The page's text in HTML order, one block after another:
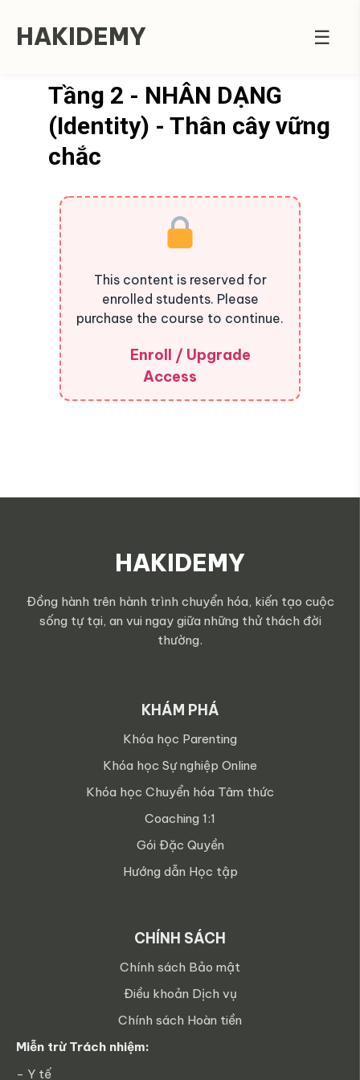
HAKIDEMY ☰
Tầng 2 - NHÂN DẠNG
(Identity) - Thân cây vững
chắc
This content is reserved for
enrolled students. Please
purchase the course to continue.
Enroll / Upgrade
Access
HAKIDEMY
Đồng hành trên hành trình chuyển hóa, kiến tạo cuộc
sống tự tại, an vui ngay giữa những thử thách đời
thường.
KHÁM PHÁ
Khóa học Parenting
Khóa học Sự nghiệp Online
Khóa học Chuyển hóa Tâm thức
Coaching 1:1
Gói Đặc Quyền
Hướng dẫn Học tập
CHÍNH SÁCH
Chính sách Bảo mật
Điều khoản Dịch vụ
Chính sách Hoàn tiền
Miễn trừ Trách nhiệm:
- Y tế